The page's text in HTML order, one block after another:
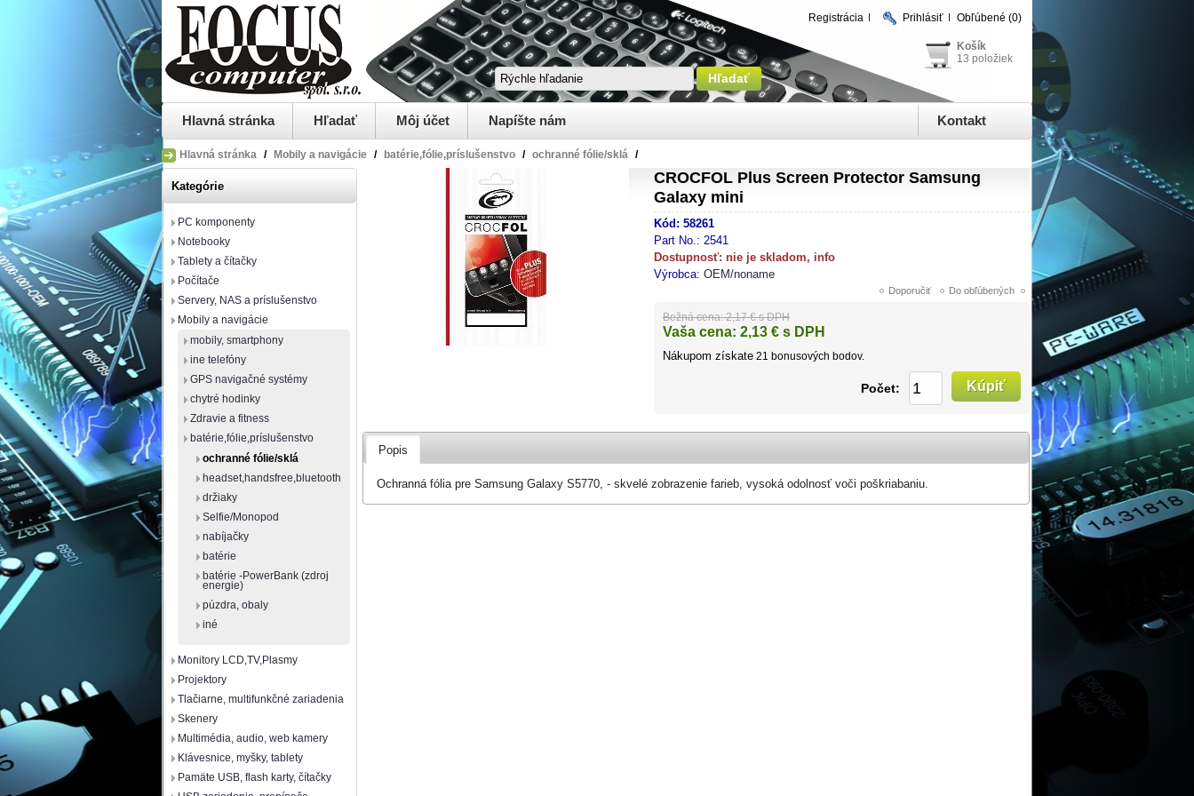
Registrácia Prihlásiť Obľúbené (0)
Košík
13 položiek
Hlavná stránka Hľadať Môj účet Napíšte nám Kontakt
Hlavná stránka / Mobily a navigácie / batérie,fólie,príslušenstvo / ochranné fólie/sklá /
Kategórie
PC komponenty
Notebooky
Tablety a čítačky
Počítače
Servery, NAS a príslušenstvo
Mobily a navigácie
mobily, smartphony
ine telefóny
GPS navigačné systémy
chytré hodinky
Zdravie a fitness
batérie,fólie,príslušenstvo
ochranné fólie/sklá
headset,handsfree,bluetooth
držiaky
Selfie/Monopod
nabíjačky
batérie
batérie -PowerBank (zdroj
energie)
púzdra, obaly
iné
Monitory LCD,TV,Plasmy
Projektory
Tlačiarne, multifunkčné zariadenia
Skenery
Multimédia, audio, web kamery
Klávesnice, myšky, tablety
Pamäte USB, flash karty, čítačky
CROCFOL Plus Screen Protector Samsung
Galaxy mini
Kód: 58261
Part No.: 2541
Dostupnosť: nie je skladom, info
Výrobca: OEM/noname
Bežná cena: 2,17 € s DPH
Vaša cena: 2,13 € s DPH
Nákupom získate 21 bonusových bodov.
Počet:
Popis
Ochranná fólia pre Samsung Galaxy S5770, - skvelé zobrazenie farieb, vysoká odolnosť voči poškriabaniu.